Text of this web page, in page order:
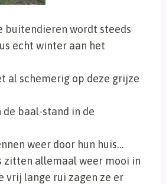
buitendieren wordt steeds
echt winter aan het
al schemerig op deze grijze
baal-stand in de
weer door hun huis…
zitten allemaal weer mooi in
vrij lange rui zagen ze er